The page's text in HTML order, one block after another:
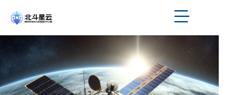
T
l
e